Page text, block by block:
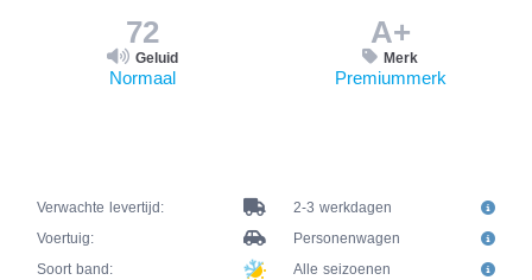
72
Geluid
Normaal
A+
Merk
Premiummerk
Verwachte levertijd:
2-3 werkdagen
Voertuig:
Personenwagen
Soort band:
Alle seizoenen